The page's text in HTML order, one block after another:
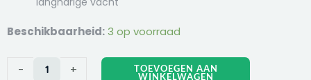
Beschikbaarheid:3 op voorraad
-
BeauBeau Slickerborstel
+ TOEVOEGEN AAN
WINKELWAGEN